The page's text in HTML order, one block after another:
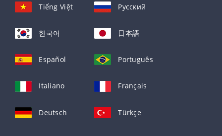
Tiếng Việt Русский
한국어 日本語
Español Português
Italiano Français
Deutsch Türkçe